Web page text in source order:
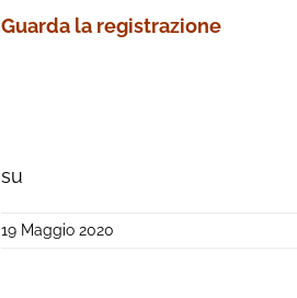
Guarda la registrazione
su
19 Maggio 2020